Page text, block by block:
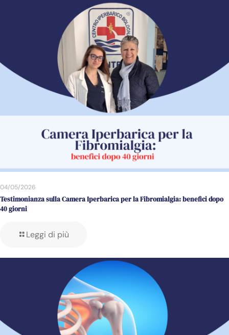
04/05/2026
Testimonianza sulla Camera Iperbarica per la Fibromialgia: benefici dopo
40 giorni
Leggi di più